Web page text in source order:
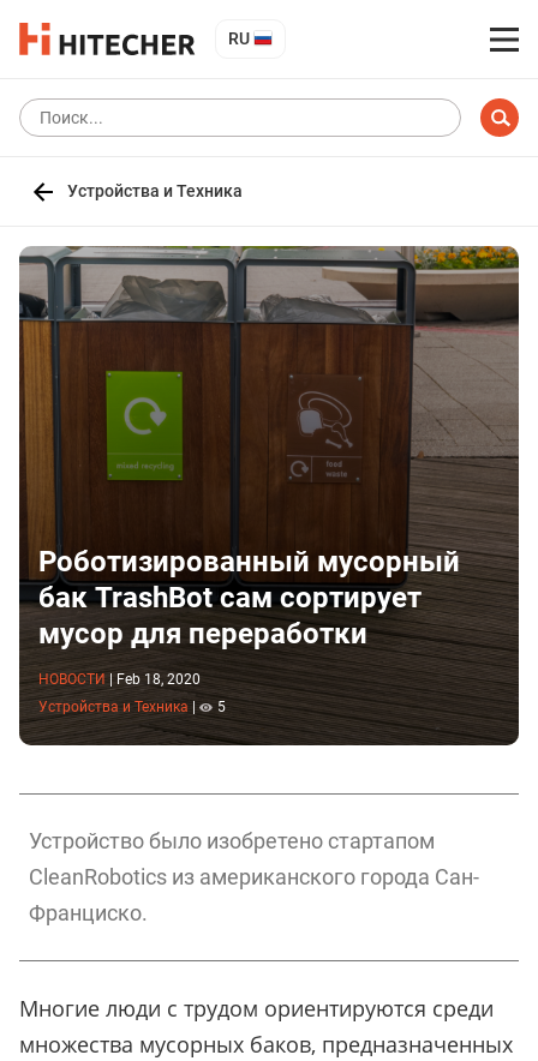
RU
Устройства и Техника
Роботизированный мусорный
бак TrashBot сам сортирует
мусор для переработки
НОВОСТИ
Feb 18, 2020
Устройства и Техника
5
Устройство было изобретено стартапом
CleanRobotics из американского города Сан-
Франциско.
Многие люди с трудом ориентируются среди
множества мусорных баков, предназначенных